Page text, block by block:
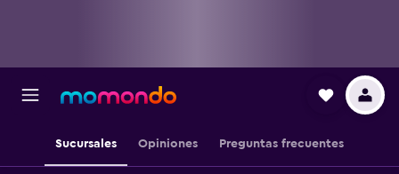
Sucursales Opiniones Preguntas frecuentes